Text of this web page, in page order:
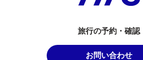
旅行の予約・確認
お問い合わせ